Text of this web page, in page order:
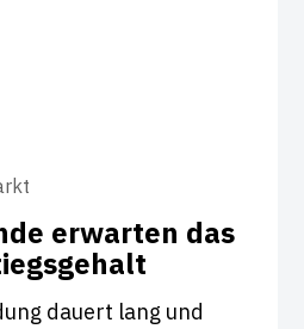
erwarten das
dauert lang und